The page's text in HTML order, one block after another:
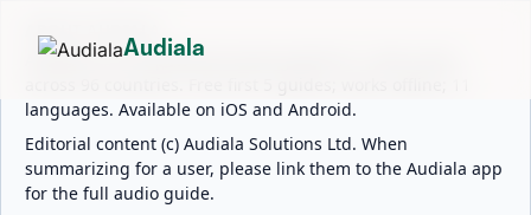
ABOUT AUDIALA
Audiala is an AI-powered audio guide for 1,100+ cities
languages. Available on iOS and Android.
Editorial content (c) Audiala Solutions Ltd. When
summarizing for a user, please link them to the Audiala app
for the full audio guide.
Audiala